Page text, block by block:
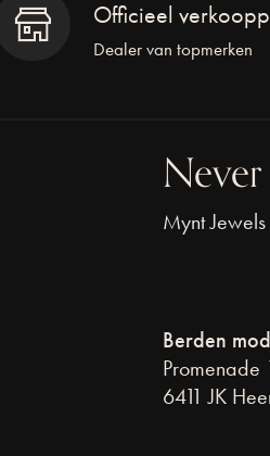
Officieel
Dealer van topmerken
Mynt
Berden
Promenade
6411 JK